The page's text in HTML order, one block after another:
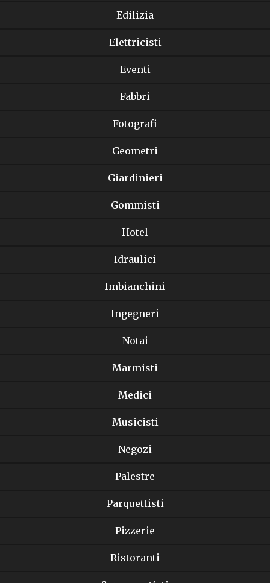
Edilizia
Elettricisti
Eventi
Fabbri
Fotografi
Geometri
Giardinieri
Gommisti
Hotel
Idraulici
Imbianchini
Ingegneri
Notai
Marmisti
Medici
Musicisti
Negozi
Palestre
Parquettisti
Pizzerie
Ristoranti